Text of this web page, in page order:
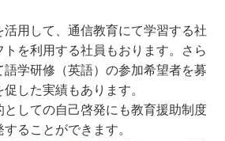
活用して、通信教育にて学習する社
トを利用する社員もおります。さら
学研修（英語）の参加希望者を募
した実績もあります。
としての自己啓発にも教育援助制度
ることができます。